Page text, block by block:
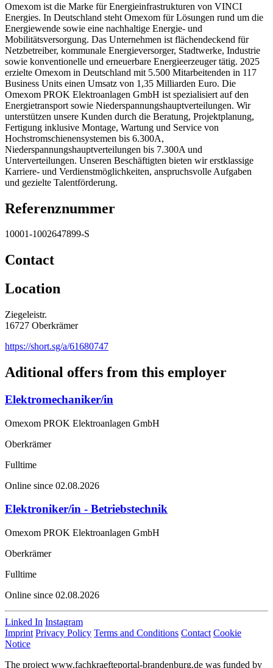
Omexom ist die Marke für Energieinfrastrukturen von VINCI
Energies. In Deutschland steht Omexom für Lösungen rund um die
Energiewende sowie eine nachhaltige Energie- und
Mobilitätsversorgung. Das Unternehmen ist flächendeckend für
Netzbetreiber, kommunale Energieversorger, Stadtwerke, Industrie
sowie konventionelle und erneuerbare Energieerzeuger tätig. 2025
erzielte Omexom in Deutschland mit 5.500 Mitarbeitenden in 117
Business Units einen Umsatz von 1,35 Milliarden Euro. Die
Omexom PROK Elektroanlagen GmbH ist spezialisiert auf den
Energietransport sowie Niederspannungshauptverteilungen. Wir
unterstützen unsere Kunden durch die Beratung, Projektplanung,
Fertigung inklusive Montage, Wartung und Service von
Hochstromschienensystemen bis 6.300A,
Niederspannungshauptverteilungen bis 7.300A und
Unterverteilungen. Unseren Beschäftigten bieten wir erstklassige
Karriere- und Verdienstmöglichkeiten, anspruchsvolle Aufgaben
und gezielte Talentförderung.
Referenznummer
10001-1002647899-S
Contact
Location
Ziegeleistr.
16727 Oberkrämer
https://short.sg/a/61680747
Aditional offers from this employer
Elektromechaniker/in
Omexom PROK Elektroanlagen GmbH
Oberkrämer
Fulltime
Online since 02.08.2026
Elektroniker/in - Betriebstechnik
Omexom PROK Elektroanlagen GmbH
Oberkrämer
Fulltime
Online since 02.08.2026
Linked In Instagram
Imprint Privacy Policy Terms and Conditions Contact Cookie
Notice
The project www.fachkraefteportal-brandenburg.de was funded by